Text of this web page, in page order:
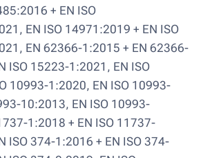
+ EN ISO
EN ISO 14971:2019 + EN ISO
EN 62366-1:2015 + EN 62366-
ISO 15223-1:2021, EN ISO
10993-1:2020, EN ISO 10993-
10:2013, EN ISO 10993-
1:2018 + EN ISO 11737-
ISO 374-1:2016 + EN ISO 374-